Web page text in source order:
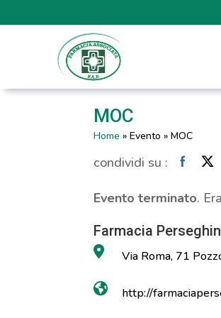
MOC
Home » Evento » MOC
condividi su :
Evento terminato.
Farmacia
Via Roma, 71
http://